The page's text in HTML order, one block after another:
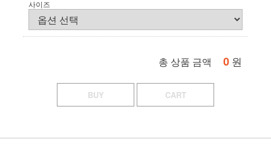
사이즈
총 상품 금액 0 원
BUY CART